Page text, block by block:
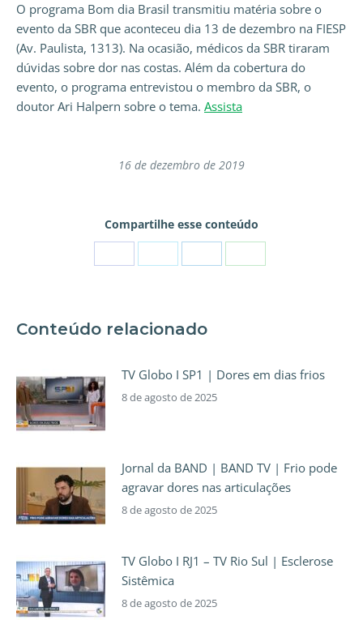
O programa Bom dia Brasil transmitiu matéria sobre o
evento da SBR que aconteceu dia 13 de dezembro na FIESP
(Av. Paulista, 1313). Na ocasião, médicos da SBR tiraram
dúvidas sobre dor nas costas. Além da cobertura do
evento, o programa entrevistou o membro da SBR, o
doutor Ari Halpern sobre o tema. Assista
16 de dezembro de 2019
Compartilhe esse conteúdo
Conteúdo relacionado
TV Globo I SP1 | Dores em dias frios
8 de agosto de 2025
Jornal da BAND | BAND TV | Frio pode
agravar dores nas articulações
8 de agosto de 2025
TV Globo I RJ1 – TV Rio Sul | Esclerose
Sistêmica
8 de agosto de 2025